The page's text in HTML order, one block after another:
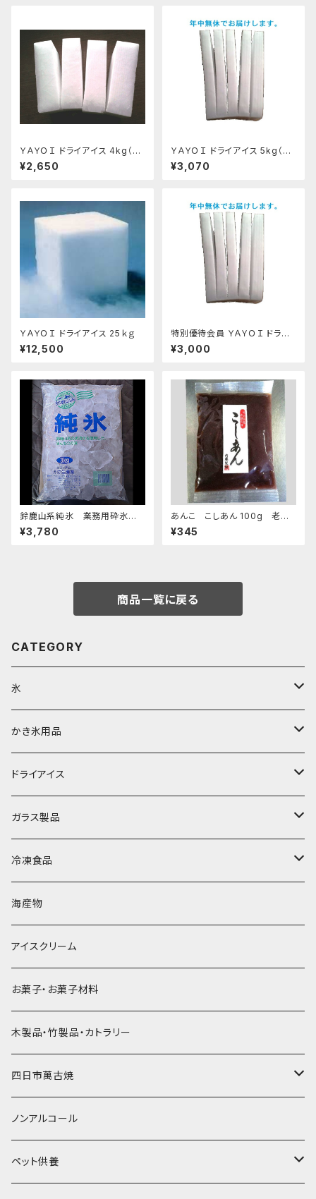
ＹＡＹＯＩ ドライアイス 4kg（出
荷時5kg弱）
¥2,650
ＹＡＹＯＩ ドライアイス 5kg（出
荷時6kg弱） おすすめ
¥3,070
ＹＡＹＯＩ ドライアイス 25ｋｇ
¥12,500
特別優待会員 ＹＡＹＯＩ ドライ
アイス 5kg（出荷時6kg弱）
おすすめ
¥3,000
鈴鹿山系純氷 業務用砕氷 1
4.4kg
¥3,780
あんこ こしあん 100g 老舗
あんこ屋のこだわり餡【クリック
ポスト便】
¥345
商品一覧に戻る
CATEGORY
氷
富士天然水の氷
丸氷
直径70mm
直径65mm
角氷
砕氷
氷河の氷
氷アイテム
かき氷用品
かき氷シロップ
無果汁1.8Lパック
無果汁1Lパック
無添加瓶シロップ
かき氷機・かき氷器
かき氷カップ
発泡スチロール無地-使い捨て
発泡スチロールプリント柄
かき氷スプーン・スプーンストロー
プラスチック・スプーン
プラスチック・スプーンストロー
コンデンスミルク・練乳・あんこ
かき氷セット
その他かき氷用品
ドライアイス
ドライアイス3ｋｇ
ドライアイス4ｋｇ
ドライアイス5ｋｇ
ドライアイス8ｋｇ
ドライアイス10ｋｇ
ドライアイス15ｋｇ
ドライアイス20ｋｇ
ドライアイス25ｋｇ
ガラス製品
オンザロック・グラス
ビール・グラス
タンブラー
かき氷器
冷凍食品
肉まん・あんまん
パスタ・スパゲッティ
惣菜
海産物
アイスクリーム
お菓子・お菓子材料
木製品・竹製品・カトラリー
四日市萬古焼
土鍋・土釜
一般土鍋
皿・椀・丼・小物
ノンアルコール
ペット供養